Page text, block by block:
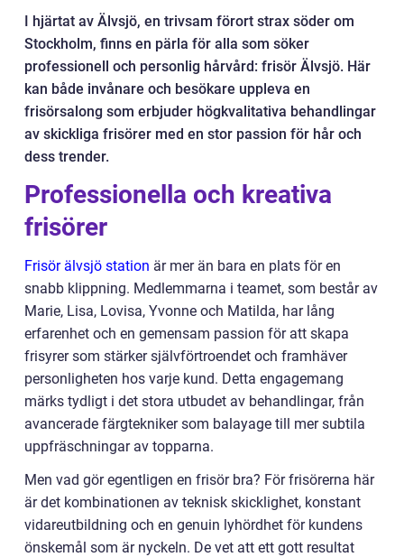
I hjärtat av Älvsjö, en trivsam förort strax söder om
Stockholm, finns en pärla för alla som söker
professionell och personlig hårvård: frisör Älvsjö. Här
kan både invånare och besökare uppleva en
frisörsalong som erbjuder högkvalitativa behandlingar
av skickliga frisörer med en stor passion för hår och
dess trender.
Professionella och kreativa
frisörer
Frisör älvsjö station är mer än bara en plats för en
snabb klippning. Medlemmarna i teamet, som består av
Marie, Lisa, Lovisa, Yvonne och Matilda, har lång
erfarenhet och en gemensam passion för att skapa
frisyrer som stärker självförtroendet och framhäver
personligheten hos varje kund. Detta engagemang
märks tydligt i det stora utbudet av behandlingar, från
avancerade färgtekniker som balayage till mer subtila
uppfräschningar av topparna.
Men vad gör egentligen en frisör bra? För frisörerna här
är det kombinationen av teknisk skicklighet, konstant
vidareutbildning och en genuin lyhördhet för kundens
önskemål som är nyckeln. De vet att ett gott resultat